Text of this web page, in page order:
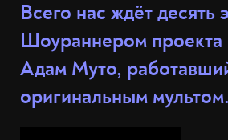
Всего нас ждёт десять
Шоураннером проекта
Адам Муто,
оригинальным мультом.